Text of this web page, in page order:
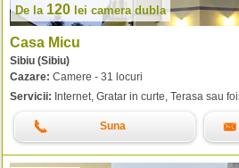
De la 120 lei camera dubla
Casa Micu
Sibiu (Sibiu)
Cazare: Camere - 31 locuri
Servicii: Internet, Gratar in curte, Terasa sau
Suna